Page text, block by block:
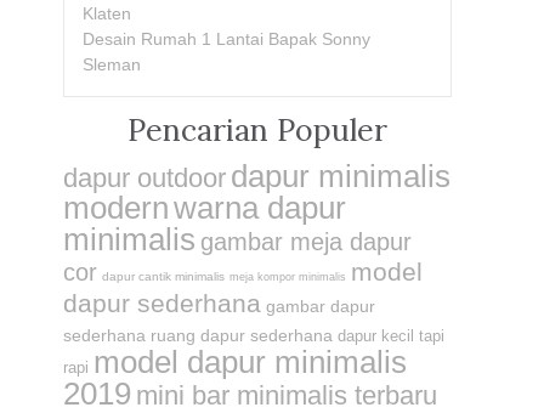
Klaten
Desain Rumah 1 Lantai Bapak Sonny
Sleman
Pencarian Populer
dapur outdoor dapur minimalis
modernwarna dapur
minimalis gambar meja dapur
cor dapur cantik minimalis meja kompor minimalis model
dapur sederhana gambar dapur
sederhana ruang dapur sederhana dapur kecil tapi
rapi model dapur minimalis
2019 mini bar minimalis terbaru